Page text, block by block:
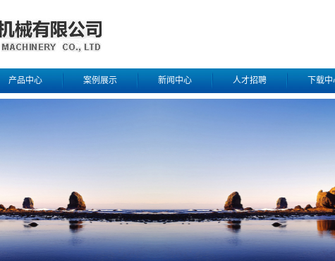
产品中心
钢球导管
案例展示 新闻中心 人才招聘 下载